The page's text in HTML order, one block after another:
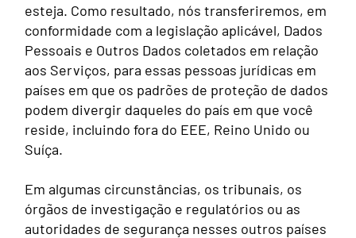
esteja. Como resultado, nós transferiremos, em
conformidade com a legislação aplicável, Dados
Pessoais e Outros Dados coletados em relação
aos Serviços, para essas pessoas jurídicas em
países em que os padrões de proteção de dados
podem divergir daqueles do país em que você
reside, incluindo fora do EEE, Reino Unido ou
Suíça.
Em algumas circunstâncias, os tribunais, os
órgãos de investigação e regulatórios ou as
autoridades de segurança nesses outros países